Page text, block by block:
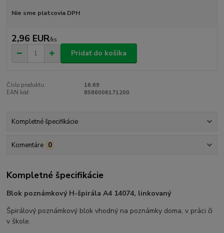
Nie sme platcovia DPH
2,96 EUR/ks
Pridať do košíka
Číslo produktu:
16.69
EAN kód:
8586006171200
Kompletné špecifikácie
Komentáre 0
Kompletné špecifikácie
Blok poznámkový H-špirála A4 14074, linkovaný
Špirálový poznámkový blok vhodný na poznámky doma, v práci či
v škole.